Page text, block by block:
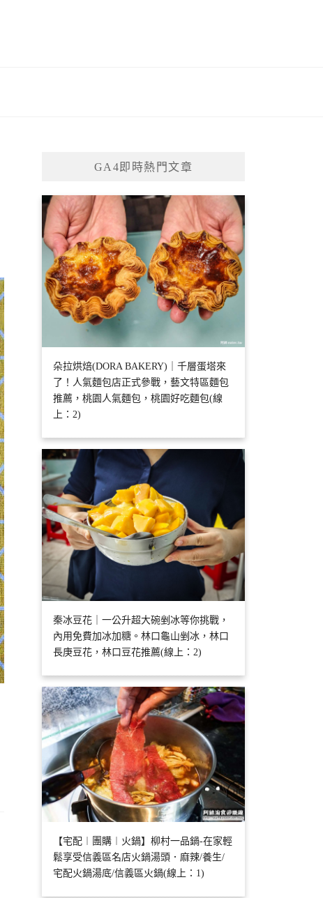
GA4即時熱門文章
朵拉烘焙(DORA BAKERY)｜千層蛋塔來
了！人氣麵包店正式參戰，藝文特區麵包
推薦，桃園人氣麵包，桃園好吃麵包(線
上：2)
秦冰豆花｜一公升超大碗剉冰等你挑戰，
內用免費加冰加糖。林口龜山剉冰，林口
長庚豆花，林口豆花推薦(線上：2)
【宅配︱團購︱火鍋】柳村一品鍋-在家輕
鬆享受信義區名店火鍋湯頭．麻辣/養生/
宅配火鍋湯底/信義區火鍋(線上：1)